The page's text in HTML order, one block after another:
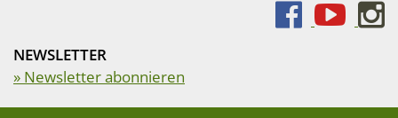
NEWSLETTER
» Newsletter abonnieren